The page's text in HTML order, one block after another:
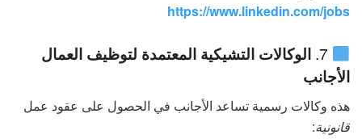
https://www.linkedin.com/jobs
الوكالات التشيكية المعتمدة لتوظيف العمال
الأجانب
هذه وكالات رسمية تساعد الأجانب في الحصول على عقود عمل
قانونية: